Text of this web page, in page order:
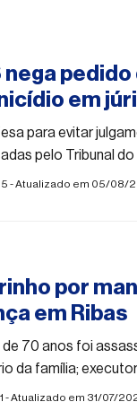
nega
em
para evitar
pelo Tribunal do
- Atualizado em 05/08/
por
em Ribas
70 anos foi
da família;
Atualizado em 31/07/